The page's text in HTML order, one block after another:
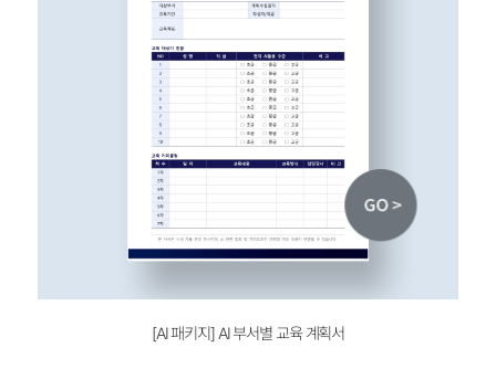
[AI 패키지] AI 부서별 교육 계획서